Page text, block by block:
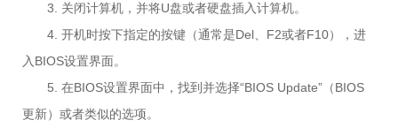
3. 关闭计算机，并将U盘或者硬盘插入计算机。
4. 开机时按下指定的按键（通常是Del、F2或者F10），进
入BIOS设置界面。
5. 在BIOS设置界面中，找到并选择“BIOS Update”（BIOS
更新）或者类似的选项。